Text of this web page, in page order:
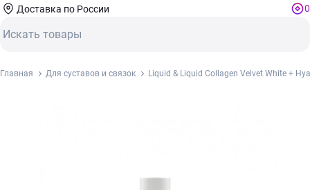
Доставка по России 0
Главная Для суставов и связок Liquid & Liquid Collagen Velvet White +